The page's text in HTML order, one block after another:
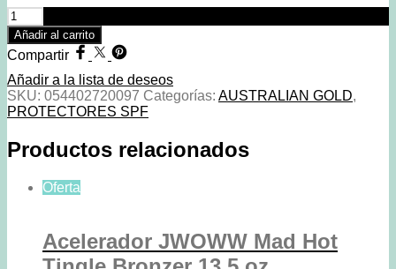
SPF
15
Spray
Oil
Sunscreen
237
ml
gold
cantidad
Añadir al carrito
Compartir
Añadir a la lista de deseos
SKU: 054402720097 Categorías: AUSTRALIAN GOLD,
PROTECTORES SPF
Productos relacionados
Oferta
Acelerador JWOWW Mad Hot